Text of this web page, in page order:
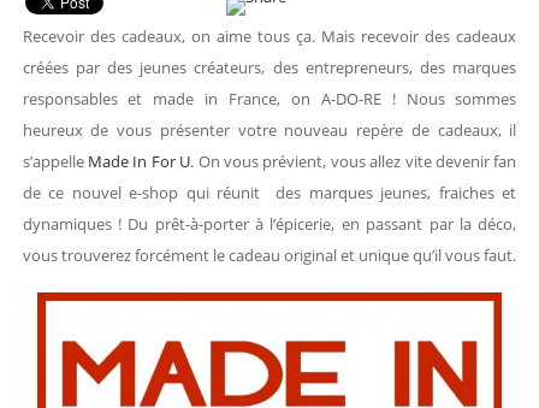
Recevoir des cadeaux, on aime tous ça. Mais recevoir des cadeaux
créées par des jeunes créateurs, des entrepreneurs, des marques
responsables et made in France, on A-DO-RE ! Nous sommes
heureux de vous présenter votre nouveau repère de cadeaux, il
s’appelle Made In For U. On vous prévient, vous allez vite devenir fan
de ce nouvel e-shop qui réunit des marques jeunes, fraiches et
dynamiques ! Du prêt-à-porter à l’épicerie, en passant par la déco,
vous trouverez forcément le cadeau original et unique qu’il vous faut.